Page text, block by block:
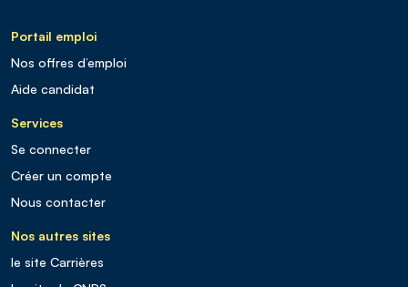
Portail emploi
Nos offres d’emploi
Aide candidat
Services
Se connecter
Créer un compte
Nous contacter
Nos autres sites
le site Carrières